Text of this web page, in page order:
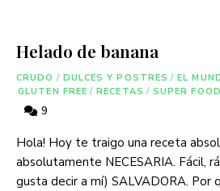
Helado de banana
CRUDO / DULCES Y POSTRES / EL
GLUTEN FREE / RECETAS / SUPER FOOD
9
Hola! Hoy te traigo una receta
absolutamente NECESARIA. Fácil,
gusta decir a mí) SALVADORA. Por